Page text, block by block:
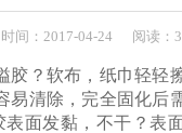
时间： 2017-04-24 阅读：
胶？软布，纸巾轻轻
易清除，完全固化后
面发黏，不干？表